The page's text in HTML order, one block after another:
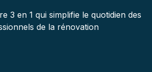
3 en 1 qui simplifie le quotidien des
de la rénovation